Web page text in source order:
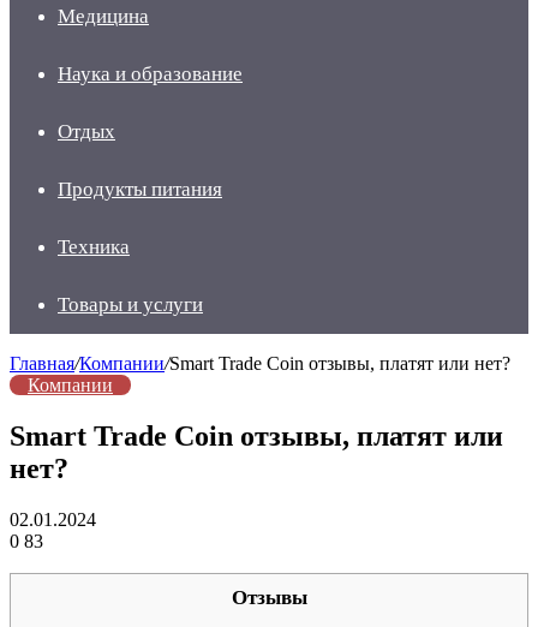
Медицина
Наука и образование
Отдых
Продукты питания
Техника
Товары и услуги
Главная/Компании/Smart Trade Coin отзывы, платят или нет?
Компании
Smart Trade Coin отзывы, платят или
нет?
02.01.2024
0 83
Отзывы